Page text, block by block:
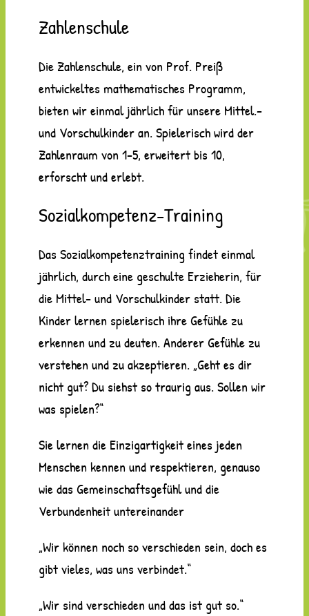
Zahlenschule
Die Zahlenschule, ein von Prof. Preiß
entwickeltes mathematisches Programm,
bieten wir einmal jährlich für unsere Mittel.-
und Vorschulkinder an. Spielerisch wird der
Zahlenraum von 1-5, erweitert bis 10,
erforscht und erlebt.
Sozialkompetenz-Training
Das Sozialkompetenztraining findet einmal
jährlich, durch eine geschulte Erzieherin, für
die Mittel- und Vorschulkinder statt. Die
Kinder lernen spielerisch ihre Gefühle zu
erkennen und zu deuten. Anderer Gefühle zu
verstehen und zu akzeptieren. „Geht es dir
nicht gut? Du siehst so traurig aus. Sollen wir
was spielen?“
Sie lernen die Einzigartigkeit eines jeden
Menschen kennen und respektieren, genauso
wie das Gemeinschaftsgefühl und die
Verbundenheit untereinander
„Wir können noch so verschieden sein, doch es
gibt vieles, was uns verbindet.“
„Wir sind verschieden und das ist gut so.“